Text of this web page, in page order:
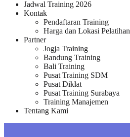
Jadwal Training 2026
Kontak
Pendaftaran Training
Harga dan Lokasi Pelatihan
Partner
Jogja Training
Bandung Training
Bali Training
Pusat Training SDM
Pusat Diklat
Pusat Training Surabaya
Training Manajemen
Tentang Kami